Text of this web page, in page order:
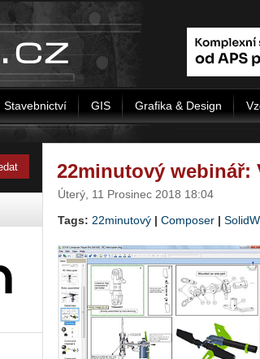
Stavebnictví GIS Grafika & Design
22minutový webinář:
Úterý, 11 Prosinec 2018 18:04
Tags: 22minutový | Composer |